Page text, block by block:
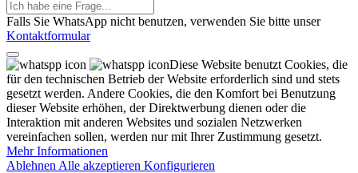
Falls Sie WhatsApp nicht benutzen, verwenden Sie bitte unser
Kontaktformular
Diese Website benutzt Cookies, die
für den technischen Betrieb der Website erforderlich sind und stets
gesetzt werden. Andere Cookies, die den Komfort bei Benutzung
dieser Website erhöhen, der Direktwerbung dienen oder die
Interaktion mit anderen Websites und sozialen Netzwerken
vereinfachen sollen, werden nur mit Ihrer Zustimmung gesetzt.
Mehr Informationen
Ablehnen Alle akzeptieren Konfigurieren